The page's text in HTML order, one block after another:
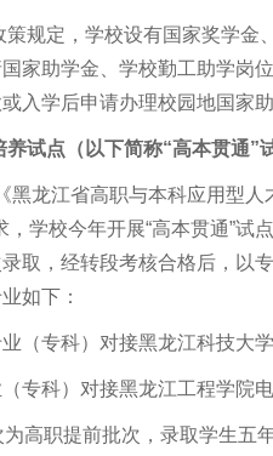
规定，学校设有国家奖学金
家助学金、学校勤工助学岗
入学后申请办理校园地国家助
试点（以下简称“高本贯通”
龙江省高职与本科应用型
，学校今年开展“高本贯通”试
取，经转段考核合格后，以
如下：
（专科）对接黑龙江科技大
专科）对接黑龙江工程学院
高职提前批次，录取学生五